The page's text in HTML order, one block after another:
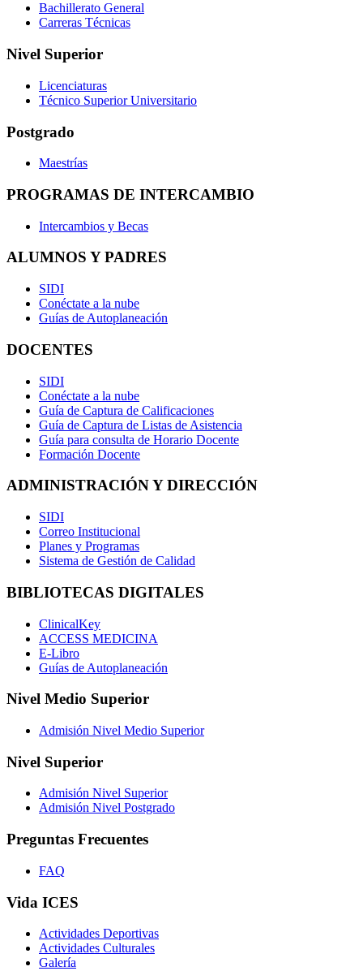
Bachillerato General
Carreras Técnicas
Nivel Superior
Licenciaturas
Técnico Superior Universitario
Postgrado
Maestrías
PROGRAMAS DE INTERCAMBIO
Intercambios y Becas
ALUMNOS Y PADRES
SIDI
Conéctate a la nube
Guías de Autoplaneación
DOCENTES
SIDI
Conéctate a la nube
Guía de Captura de Calificaciones
Guía de Captura de Listas de Asistencia
Guía para consulta de Horario Docente
Formación Docente
ADMINISTRACIÓN Y DIRECCIÓN
SIDI
Correo Institucional
Planes y Programas
Sistema de Gestión de Calidad
BIBLIOTECAS DIGITALES
ClinicalKey
ACCESS MEDICINA
E-Libro
Guías de Autoplaneación
Nivel Medio Superior
Admisión Nivel Medio Superior
Nivel Superior
Admisión Nivel Superior
Admisión Nivel Postgrado
Preguntas Frecuentes
FAQ
Vida ICES
Actividades Deportivas
Actividades Culturales
Galería